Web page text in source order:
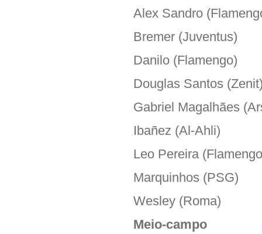
Alex Sandro
Bremer (Juventus)
Danilo (Flamengo)
Douglas Santos
Gabriel Magalhães
Ibañez (Al-Ahli)
Leo Pereira
Marquinhos (PSG)
Wesley (Roma)
Meio-campo